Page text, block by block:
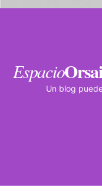
EspacioOrsai
Un blog